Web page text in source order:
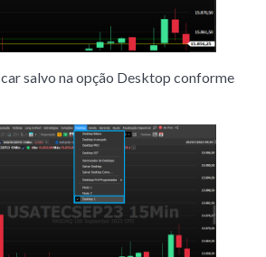
salvo na opção Desktop conforme